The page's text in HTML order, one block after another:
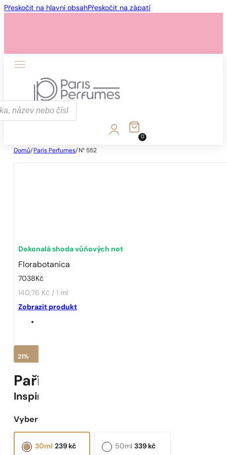
Přeskočit na hlavní obsahPřeskočit na zápatí
0
Domů/ Paris Perfumes/ N° 552
Dokonalá shoda vůňových not
Florabotanica
7038 Kč
140,76 Kč / 1 ml
Zobrazit produkt
21%
Pařížské Parfémy N° 552 -
Inspirováno
Vyberte objem:
239 kč
30ml 339 kč
50ml